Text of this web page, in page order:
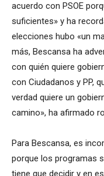
acuerdo con PSOE
suficientes» y ha
elecciones hubo «un
más, Bescansa ha
con quién quiere
con Ciudadanos y PP,
verdad quiere un
camino», ha afirmado
Para Bescansa, es
porque los programas
tiene que decidir y en